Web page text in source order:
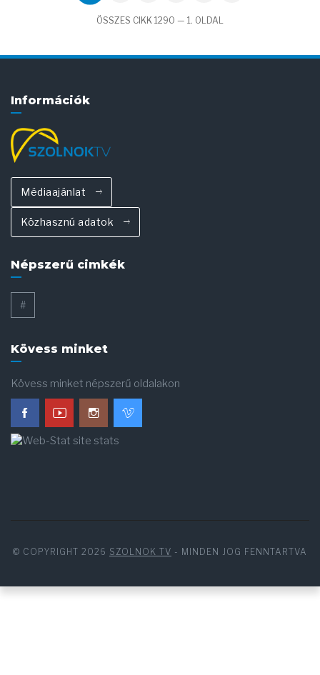
ÖSSZES CIKK 1290 — 1. OLDAL
Információk
Médiaajánlat
Közhasznú adatok
Népszerű cimkék
#
Kövess minket
Kövess minket népszerű oldalakon
© COPYRIGHT 2026 SZOLNOK TV - MINDEN JOG FENNTARTVA